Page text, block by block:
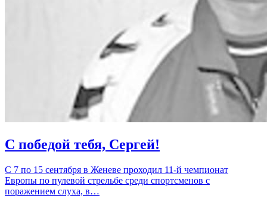
С победой тебя, Сергей!
С 7 по 15 сентября в Женеве проходил 11-й чемпионат
Европы по пулевой стрельбе среди спортсменов с
поражением слуха, в…